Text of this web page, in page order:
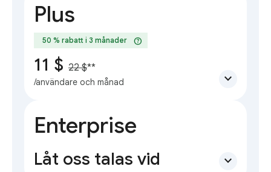
Plus
50 % rabatt i 3 månader help
11 $ 22 $**
/användare och månad expand_more
Enterprise
Låt oss talas vid expand_more